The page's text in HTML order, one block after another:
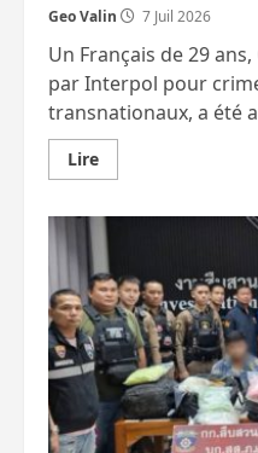
Geo Valin 7 Juil 2026
Un Français de 29
par Interpol pour
transnationaux, a été
LireEn
savoir
Une
Britannique
de
20
ans
tue
son
conjoint.
Fin
de
cavale
pour
un
Français.